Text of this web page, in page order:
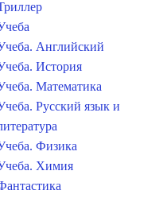
Английский
История
Математика
Русский язык и
Физика
Химия